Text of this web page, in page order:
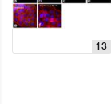
13